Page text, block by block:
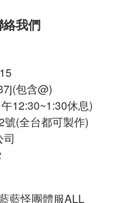
我們
包含@)
12:30~1:30休息)
(全台都可製作)
司
藍怪團體服ALL